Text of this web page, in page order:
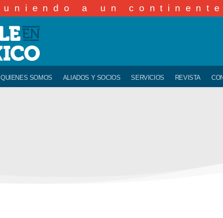
uniendo a un continente
QUIENES SOMOS ALIADOS Y SOCIOS SERVICIOS REVISTA